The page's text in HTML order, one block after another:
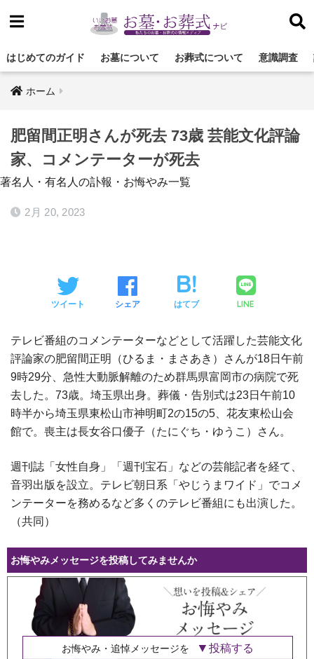
はじめてのガイド お墓について お葬式について 意識調査
ホーム
肥留間正明さんが死去 73歳 芸能文化評論
家、コメンテーターが死去
著名人・有名人の訃報・お悔やみ一覧
2月 20, 2023
ツイート シェア はてブ LINE
テレビ番組のコメンテーターなどとして活躍した芸能文化
評論家の肥留間正明（ひるま・まさあき）さんが18日午前
9時29分、急性大動脈解離のため群馬県富岡市の病院で死
去した。73歳。埼玉県出身。葬儀・告別式は23日午前10
時半から埼玉県東松山市神明町2の15の5、花友東松山会
館で。喪主は長女谷口優子（たにぐち・ゆうこ）さん。
週刊誌「女性自身」「週刊宝石」などの芸能記者を経て、
音羽出版を設立。テレビ朝日系「やじうまワイド」でコメ
ンテーターを務めるなど多くのテレビ番組にも出演した。
（共同）
お悔やみメッセージを投稿してみませんか
お悔やみ・追悼メッセージを 投稿する